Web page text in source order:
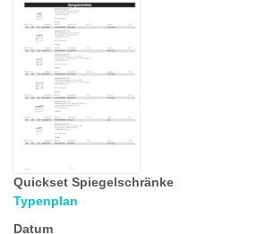
Quickset Spiegelschränke
Typenplan
Datum